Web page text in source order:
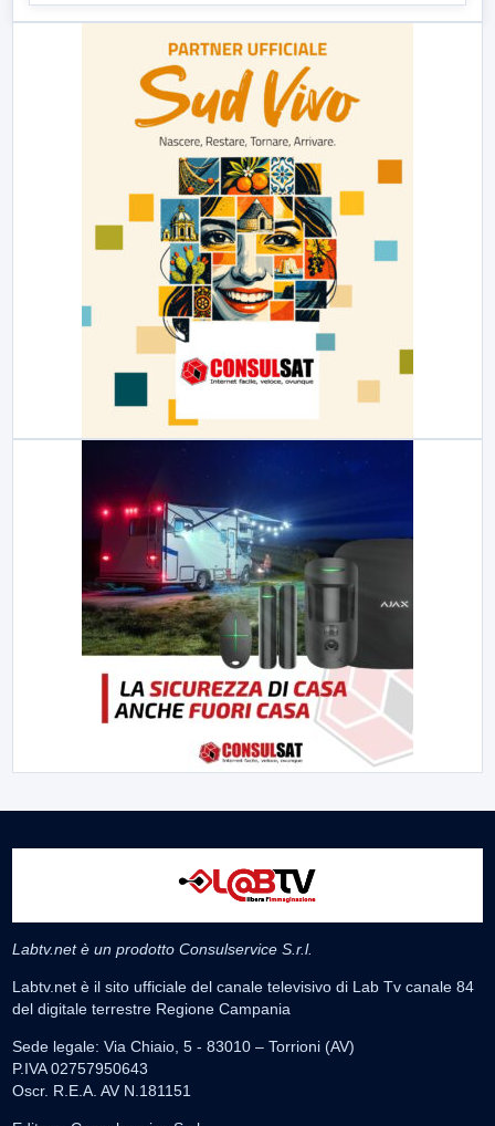
Labtv.net è un prodotto Consulservice S.r.l.
Labtv.net è il sito ufficiale del canale televisivo di Lab Tv canale 84
del digitale terrestre Regione Campania
Sede legale: Via Chiaio, 5 - 83010 – Torrioni (AV)
P.IVA 02757950643
Oscr. R.E.A. AV N.181151